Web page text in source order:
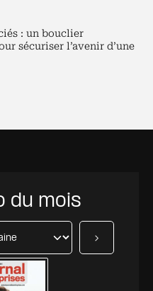
: un bouclier
sécuriser l’avenir d’une
du mois
Suivant